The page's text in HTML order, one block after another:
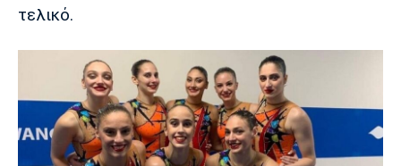
Διαιτησία
Ποδόσφαιρο Γυναικών
FIBA World Cup 2023
Ευ ζην
Βιβλίο
Πρωτοσέλιδα
Έντυπη έκδοση
Παναχαϊκή Ηρακλής Βόλος
τελικό.